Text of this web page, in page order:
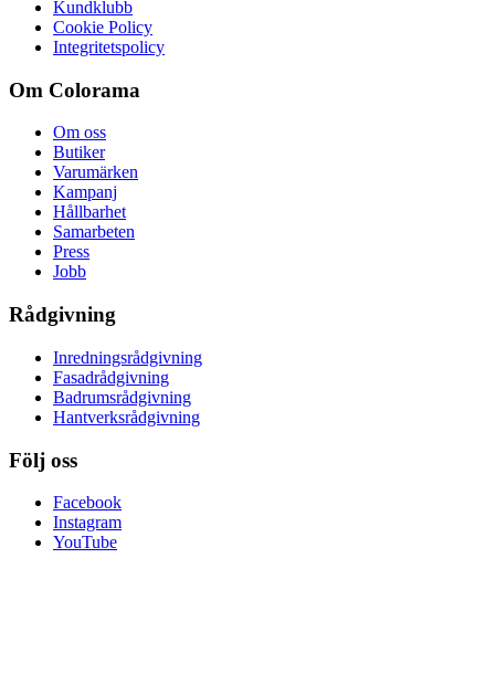
Kundklubb
Cookie Policy
Integritetspolicy
Om Colorama
Om oss
Butiker
Varumärken
Kampanj
Hållbarhet
Samarbeten
Press
Jobb
Rådgivning
Inredningsrådgivning
Fasadrådgivning
Badrumsrådgivning
Hantverksrådgivning
Följ oss
Facebook
Instagram
YouTube